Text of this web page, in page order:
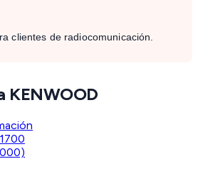
clientes de radiocomunicación.
KENWOOD